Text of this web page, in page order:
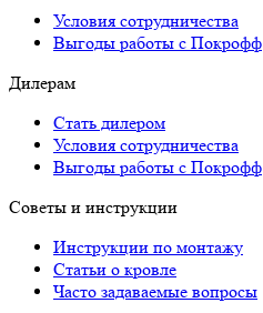
Условия сотрудничества
Выгоды работы с Покрофф
Дилерам
Стать дилером
Условия сотрудничества
Выгоды работы с Покрофф
Советы и инструкции
Инструкции по монтажу
Статьи о кровле
Часто задаваемые вопросы